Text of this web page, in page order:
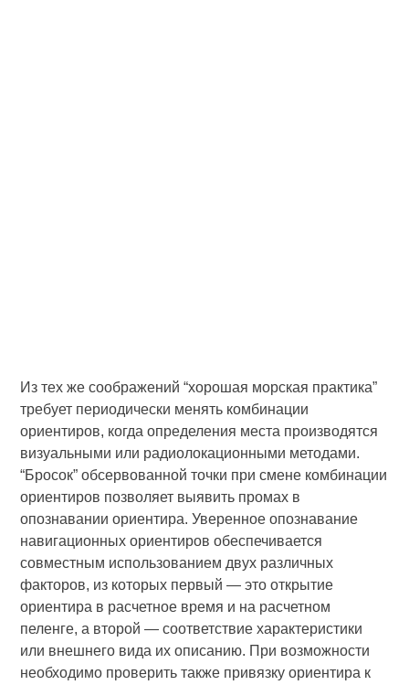
Из тех же соображений “хорошая морская практика”
требует периодически менять комбинации
ориентиров, когда определения места производятся
визуальными или радиолокационными методами.
“Бросок” обсервованной точки при смене комбинации
ориентиров позволяет выявить промах в
опознавании ориентира. Уверенное опознавание
навигационных ориентиров обеспечивается
совместным использованием двух различных
факторов, из которых первый — это открытие
ориентира в расчетное время и на расчетном
пеленге, а второй — соответствие характеристики
или внешнего вида их описанию. При возможности
необходимо проверить также привязку ориентира к